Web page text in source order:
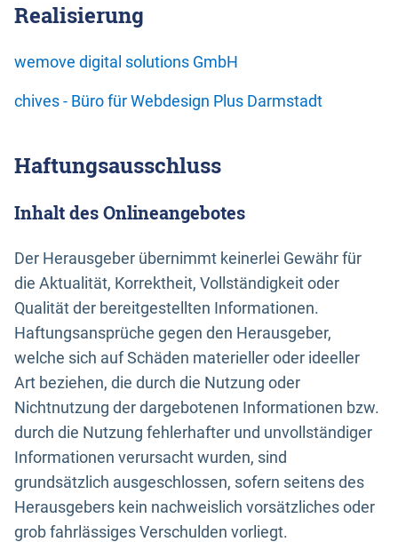
Realisierung
wemove digital solutions GmbH
chives - Büro für Webdesign Plus Darmstadt
Haftungsausschluss
Inhalt des Onlineangebotes
Der Herausgeber übernimmt keinerlei Gewähr für
die Aktualität, Korrektheit, Vollständigkeit oder
Qualität der bereitgestellten Informationen.
Haftungsansprüche gegen den Herausgeber,
welche sich auf Schäden materieller oder ideeller
Art beziehen, die durch die Nutzung oder
Nichtnutzung der dargebotenen Informationen bzw.
durch die Nutzung fehlerhafter und unvollständiger
Informationen verursacht wurden, sind
grundsätzlich ausgeschlossen, sofern seitens des
Herausgebers kein nachweislich vorsätzliches oder
grob fahrlässiges Verschulden vorliegt.